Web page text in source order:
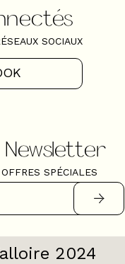
SOCIAUX
SPÉCIALES
2024